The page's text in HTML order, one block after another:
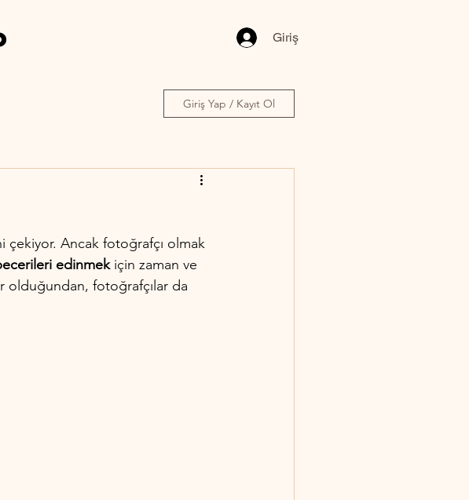
Giriş
Giriş Yap / Kayıt Ol
Ancak fotoğrafçı olmak
edinmek için zaman ve
olduğundan, fotoğrafçılar da